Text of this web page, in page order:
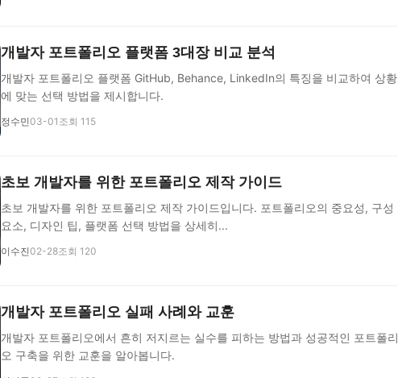
개발자 포트폴리오 플랫폼 3대장 비교 분석
개발자 포트폴리오 플랫폼 GitHub, Behance, LinkedIn의 특징을 비교하여 상황
에 맞는 선택 방법을 제시합니다.
정수민03-01 조회 115
초보 개발자를 위한 포트폴리오 제작 가이드
초보 개발자를 위한 포트폴리오 제작 가이드입니다. 포트폴리오의 중요성, 구성
요소, 디자인 팁, 플랫폼 선택 방법을 상세히...
이수진02-28조회 120
개발자 포트폴리오 실패 사례와 교훈
개발자 포트폴리오에서 흔히 저지르는 실수를 피하는 방법과 성공적인 포트폴리
오 구축을 위한 교훈을 알아봅니다.